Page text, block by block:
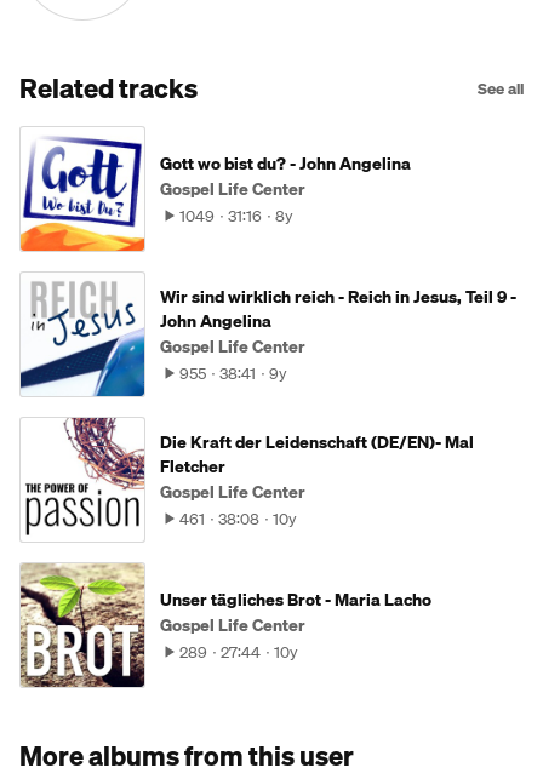
Related tracks See all
Gott wo bist du? - John Angelina
Gospel Life Center
1049 31:16 8y
Wir sind wirklich reich - Reich in Jesus, Teil 9 -
John Angelina
Gospel Life Center
955 38:41 9y
Die Kraft der Leidenschaft (DE/EN)- Mal
Fletcher
Gospel Life Center
461 38:08 10y
Unser tägliches Brot - Maria Lacho
Gospel Life Center
289 27:44 10y
More albums from this user